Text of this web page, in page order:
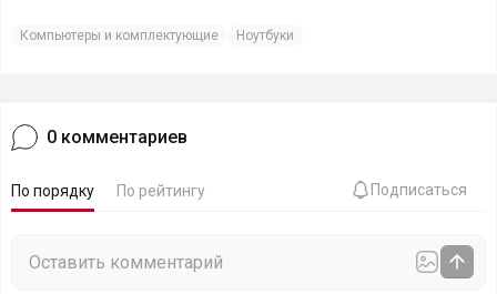
Компьютеры и комплектующие Ноутбуки
0 комментариев
По порядку По рейтингу Подписаться